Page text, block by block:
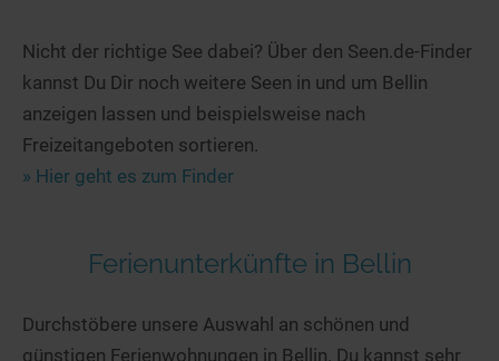
Nicht der richtige See dabei? Über den Seen.de-Finder
kannst Du Dir noch weitere Seen in und um Bellin
anzeigen lassen und beispielsweise nach
Freizeitangeboten sortieren.
» Hier geht es zum Finder
Ferienunterkünfte in Bellin
Durchstöbere unsere Auswahl an schönen und
günstigen Ferienwohnungen in Bellin. Du kannst sehr